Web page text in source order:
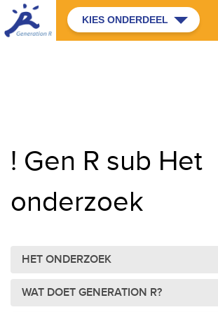
KIES ONDERDEEL
! Gen R sub Het
onderzoek
HET ONDERZOEK
WAT DOET GENERATION R?